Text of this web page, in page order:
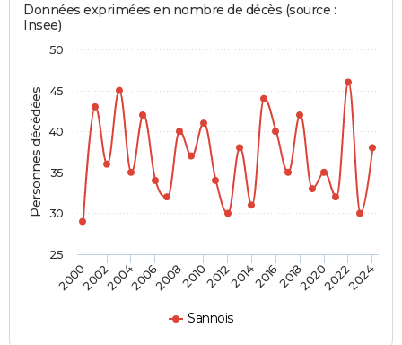
Personnes décédées
Données exprimées en nombre de décès (source :
Insee)
Sannois
2000200220042006200820102012201420162018202020222024
25
30
35
40
45
50